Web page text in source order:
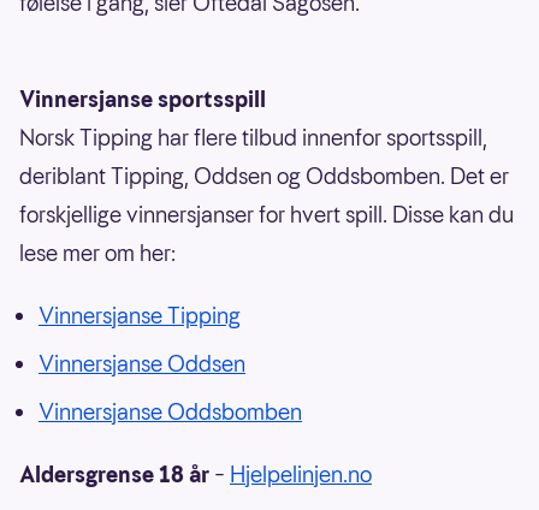
Vinnersjanse sportsspill
Norsk Tipping har flere tilbud innenfor sportsspill,
deriblant Tipping, Oddsen og Oddsbomben. Det er
forskjellige vinnersjanser for hvert spill. Disse kan du
lese mer om her:
Vinnersjanse Tipping
Vinnersjanse Oddsen
Vinnersjanse Oddsbomben
Aldersgrense 18 år – Hjelpelinjen.no